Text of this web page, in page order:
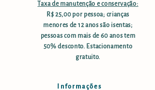
Taxa de manutenção e conservação:
R$ 25,00 por pessoa; crianças
menores de 12 anos são isentas;
pessoas com mais de 60 anos tem
50% desconto. Estacionamento
gratuito.
Informações